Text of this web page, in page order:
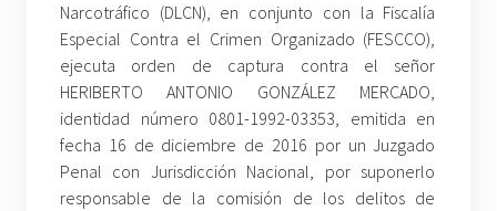
Narcotráfico (DLCN), en conjunto con la Fiscalía
Especial Contra el Crimen Organizado (FESCCO),
ejecuta orden de captura contra el señor
HERIBERTO ANTONIO GONZÁLEZ MERCADO,
identidad número 0801-1992-03353, emitida en
fecha 16 de diciembre de 2016 por un Juzgado
Penal con Jurisdicción Nacional, por suponerlo
responsable de la comisión de los delitos de